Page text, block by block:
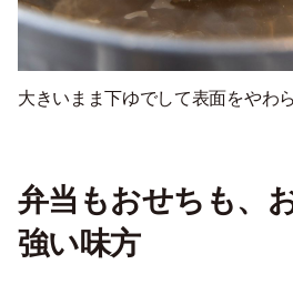
大きいまま下ゆでして表面をやわ
弁当もおせちも、
強い味方